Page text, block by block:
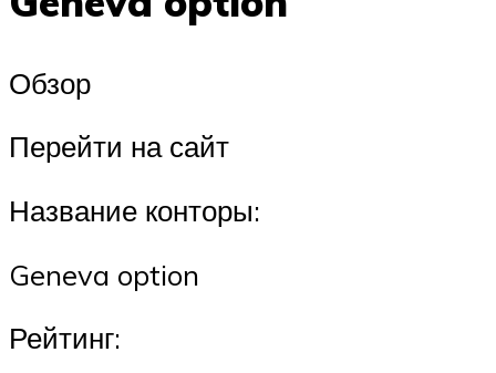
Обзор
Перейти на сайт
Название конторы:
Geneva option
Рейтинг: